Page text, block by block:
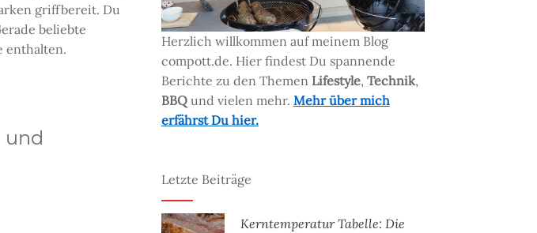
griffbereit. Du
beliebte
enthalten.
und
Herzlich willkommen auf meinem Blog
compott.de. Hier findest Du spannende
Berichte zu den Themen Lifestyle, Technik,
BBQund vielen mehr. Mehr über mich
erfährst Du hier.
Letzte Beiträge
Kerntemperatur Tabelle: Die